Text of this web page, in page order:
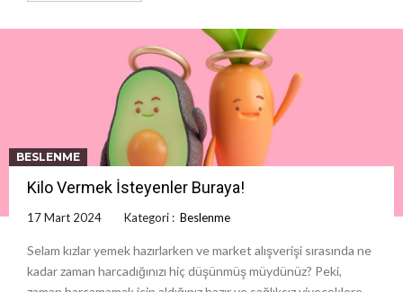
BESLENME
Kilo Vermek İsteyenler Buraya!
17 Mart 2024 Kategori : Beslenme
Selam kızlar yemek hazırlarken ve market alışverişi sırasında ne
kadar zaman harcadığınızı hiç düşünmüş müydünüz? Peki,